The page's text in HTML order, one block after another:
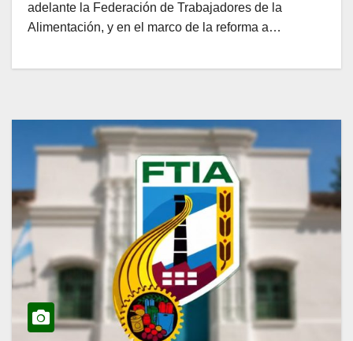
adelante la Federación de Trabajadores de la
Alimentación, y en el marco de la reforma a…